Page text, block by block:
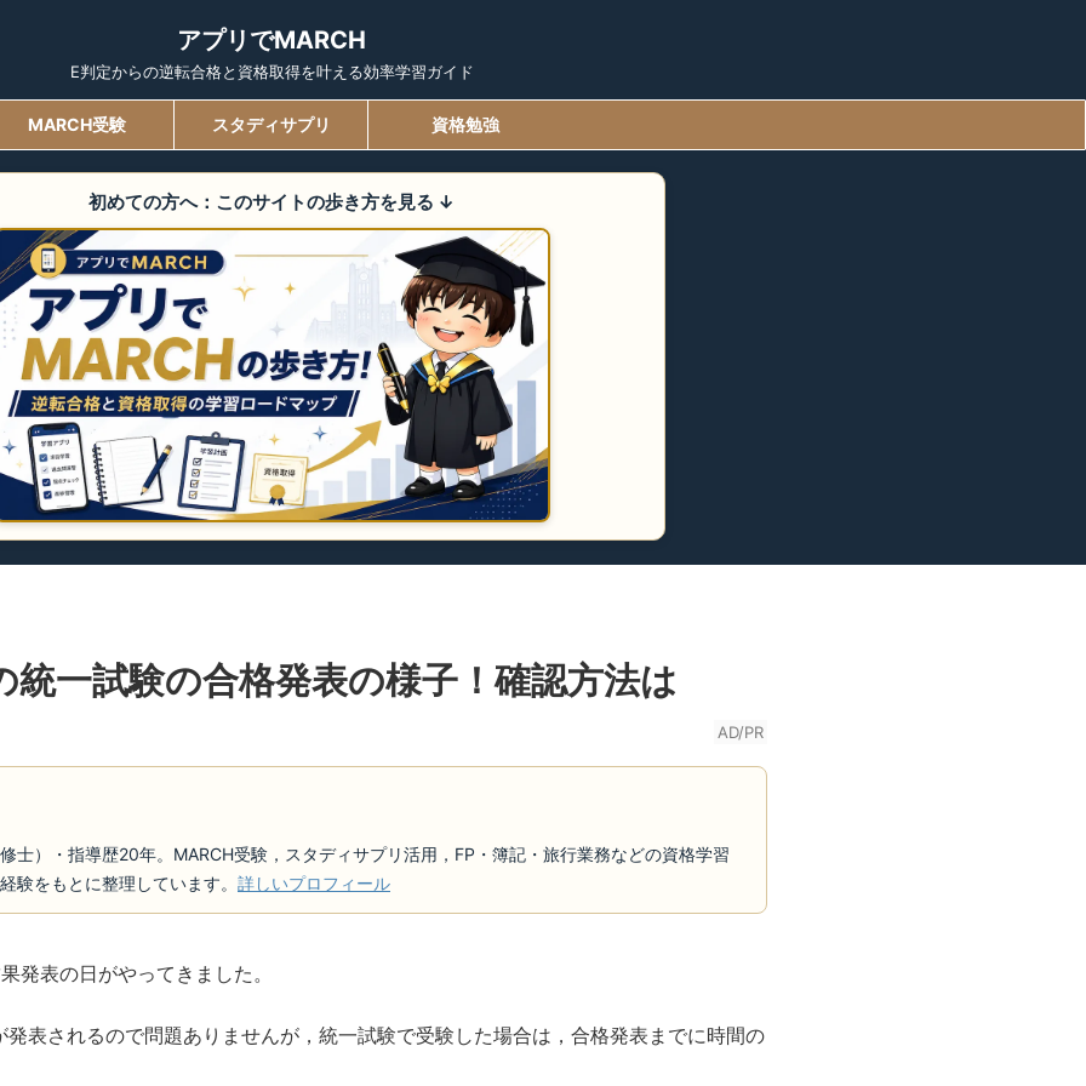
アプリでMARCH
E判定からの逆転合格と資格取得を叶える効率学習ガイド
MARCH受験 スタディサプリ 資格勉強
初めての方へ：このサイトの歩き方を見る ↓
統一試験の合格発表の様子！確認方法は
AD/PR
士）・指導歴20年。MARCH受験，スタディサプリ活用，FP・簿記・旅行業務などの資格学習
験をもとに整理しています。 詳しいプロフィール
発表の日がやってきました。
表されるので問題ありませんが，統一試験で受験した場合は，合格発表までに時間の